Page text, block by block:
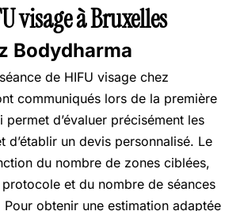
visage à Bruxelles
Bodydharma
de HIFU visage chez
communiqués lors de la première
d’évaluer précisément les
d’établir un devis personnalisé. Le
du nombre de zones ciblées,
protocole et du nombre de séances
Pour obtenir une estimation adaptée